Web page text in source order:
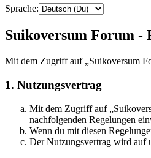
Sprache:
Suikoversum Forum -
Mit dem Zugriff auf „Suikoversum
1. Nutzungsvertrag
Mit dem Zugriff auf
nachfolgenden Regelungen
Wenn du mit diesen
Der Nutzungsvertrag wird auf